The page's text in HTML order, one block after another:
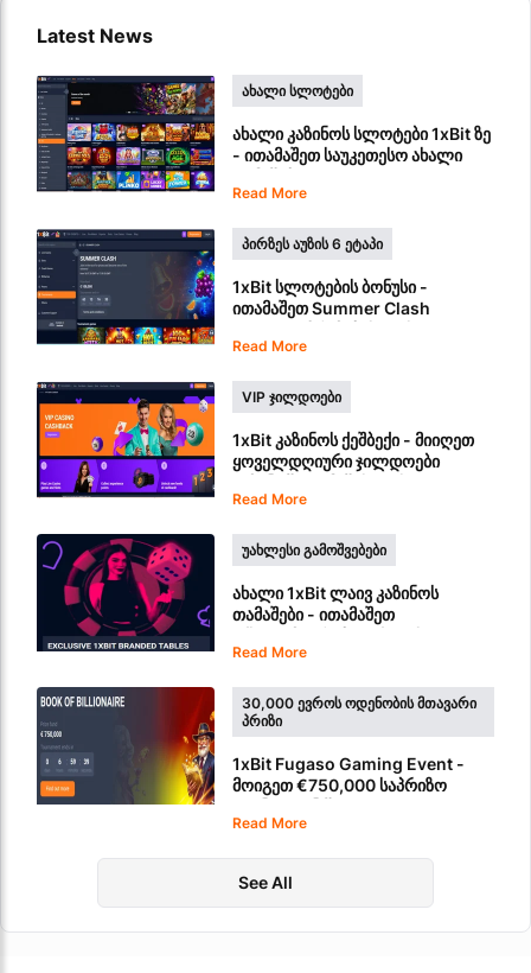
Latest News
ᲐᲮᲐᲚᲘ ᲡᲚᲝᲢᲔᲑᲘ
ახალი კაზინოს სლოტები 1xBit ზე
- ითამაშეთ საუკეთესო ახალი
Read More
ᲞᲘᲠᲖᲔᲡ ᲐᲣᲖᲘᲡ 6 ᲔᲢᲐᲞᲘ
1xBit სლოტების ბონუსი -
ითამაშეთ Summer Clash
Read More
VIP ᲯᲘᲚᲓᲝᲔᲑᲘ
1xBit კაზინოს ქეშბექი - მიიღეთ
ყოველდღიური ჯილდოები
Read More
ᲣᲐᲮᲚᲔᲡᲘ ᲒᲐᲛᲝᲨᲕᲔᲑᲔᲑᲘ
ახალი 1xBit ლაივ კაზინოს
თამაშები - ითამაშეთ
რულეტკის თამაშები
Read More
30,000 ᲔᲕᲠᲝᲡ ᲝᲓᲔᲜᲝᲑᲘᲡ ᲛᲗᲐᲕᲐᲠᲘ
ᲞᲠᲘᲖᲘ
1xBit Fugaso Gaming Event -
მოიგეთ €750,000 საპრიზო
Read More
See All